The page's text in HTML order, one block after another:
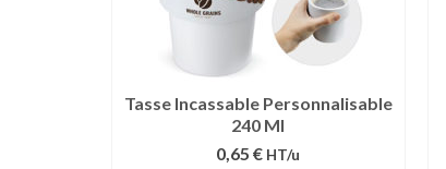
Tasse Incassable Personnalisable
240 Ml
0,65 € HT/u